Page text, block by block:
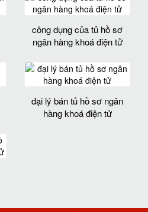
công dụng của tủ hồ sơ
ngân hàng khoá điện tử
đại lý bán tủ hồ sơ ngân
hàng khoá điện tử